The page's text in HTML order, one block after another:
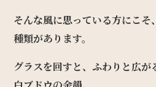
そんな風に思っている方にこそ
種類があります。
グラスを回すと、ふわりと広